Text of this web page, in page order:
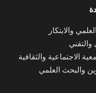
والابتكار
الاجتماعية والثقافية
والبحث العلمي